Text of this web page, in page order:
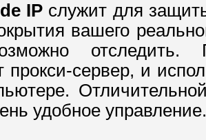
IP служит для
вашего
прокси-сервер, и
удобное управление.